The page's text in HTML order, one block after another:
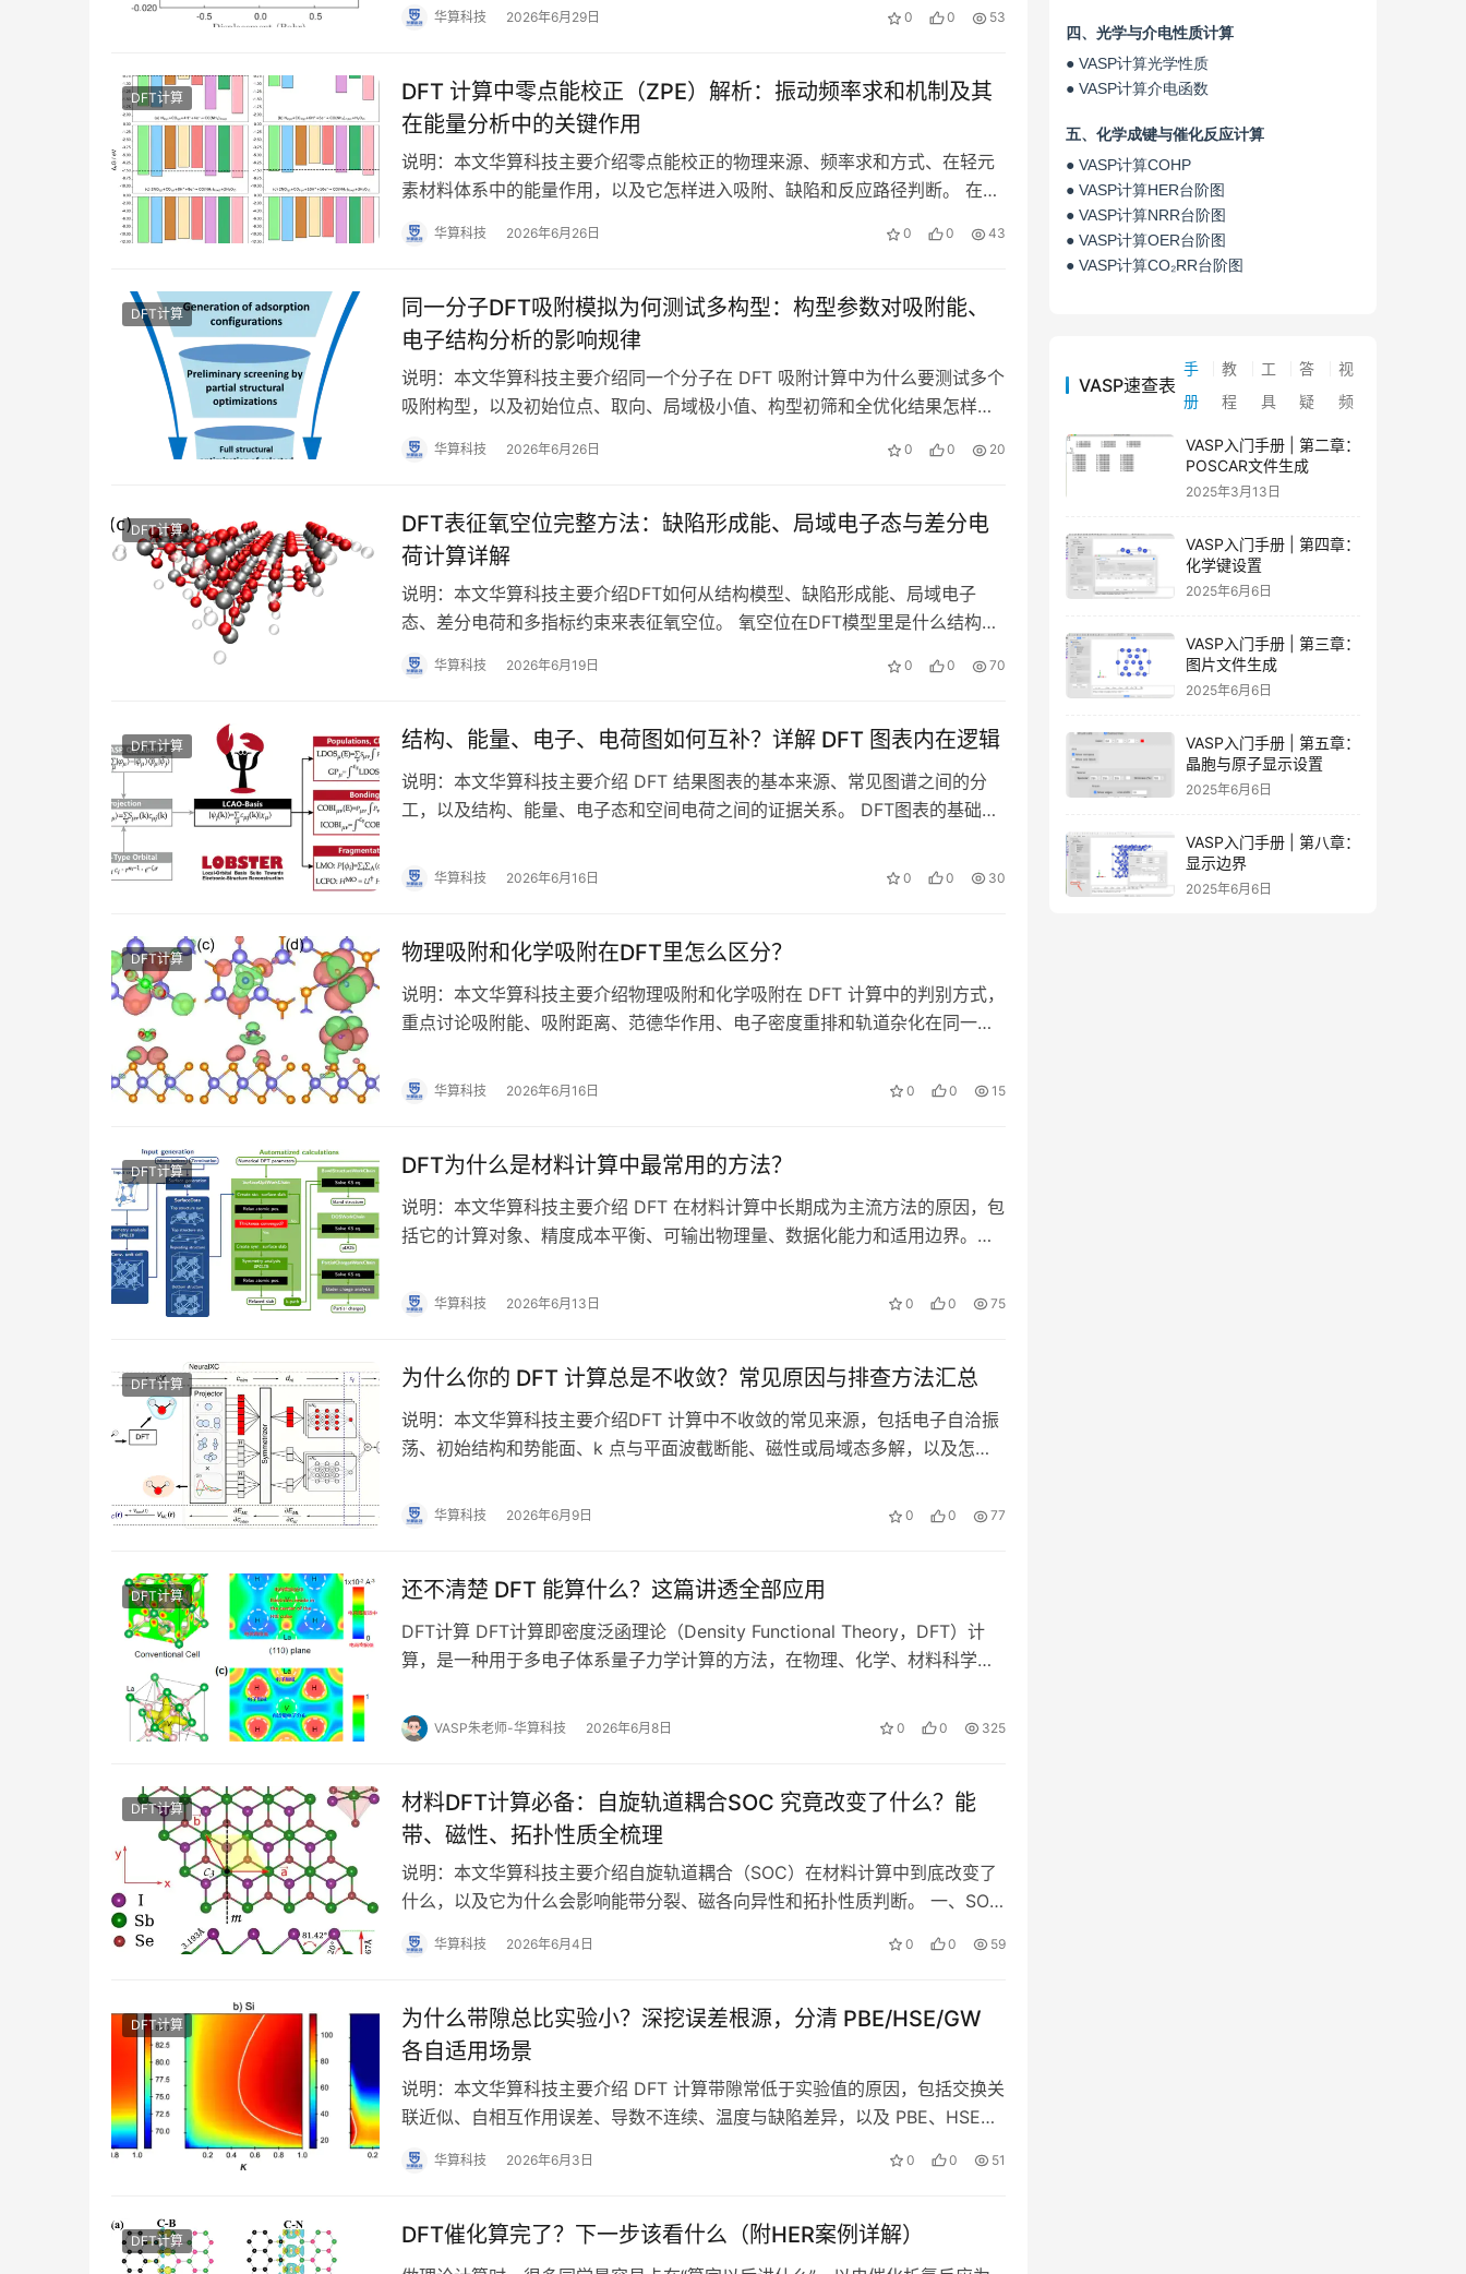
华算科技 2026年6月29日 0 0 53
DFT计算
DFT 计算中零点能校正（ZPE）解析：振动频率求和机制及其
在能量分析中的关键作用
说明：本文华算科技主要介绍零点能校正的物理来源、频率求和方式、在轻元
素材料体系中的能量作用，以及它怎样进入吸附、缺陷和反应路径判断。 在
华算科技 2026年6月26日 0 0 43
DFT计算
同一分子DFT吸附模拟为何测试多构型：构型参数对吸附能、
电子结构分析的影响规律
说明：本文华算科技主要介绍同一个分子在 DFT 吸附计算中为什么要测试多个
吸附构型，以及初始位点、取向、局域极小值、构型初筛和全优化结果怎样影
华算科技 2026年6月26日 0 0 20
DFT计算
DFT表征氧空位完整方法：缺陷形成能、局域电子态与差分电
荷计算详解
说明：本文华算科技主要介绍DFT如何从结构模型、缺陷形成能、局域电子
态、差分电荷和多指标约束来表征氧空位。 氧空位在DFT模型里是什么结构对
华算科技 2026年6月19日 0 0 70
DFT计算 结构、能量、电子、电荷图如何互补？详解 DFT 图表内在逻辑
说明：本文华算科技主要介绍 DFT 结果图表的基本来源、常见图谱之间的分
工，以及结构、能量、电子态和空间电荷之间的证据关系。 DFT图表的基础计
华算科技 2026年6月16日 0 0 30
DFT计算 物理吸附和化学吸附在DFT里怎么区分？
说明：本文华算科技主要介绍物理吸附和化学吸附在 DFT 计算中的判别方式，
重点讨论吸附能、吸附距离、范德华作用、电子密度重排和轨道杂化在同一表
华算科技 2026年6月16日 0 0 15
DFT计算 DFT为什么是材料计算中最常用的方法？
说明：本文华算科技主要介绍 DFT 在材料计算中长期成为主流方法的原因，包
括它的计算对象、精度成本平衡、可输出物理量、数据化能力和适用边界。
华算科技 2026年6月13日 0 0 75
DFT计算 为什么你的 DFT 计算总是不收敛？常见原因与排查方法汇总
说明：本文华算科技主要介绍DFT 计算中不收敛的常见来源，包括电子自洽振
荡、初始结构和势能面、k 点与平面波截断能、磁性或局域态多解，以及怎样
华算科技 2026年6月9日 0 0 77
DFT计算 还不清楚 DFT 能算什么？这篇讲透全部应用
DFT计算 DFT计算即密度泛函理论（Density Functional Theory，DFT）计
算，是一种用于多电子体系量子力学计算的方法，在物理、化学、材料科学等
VASP朱老师-华算科技 2026年6月8日 0 0 325
DFT计算
材料DFT计算必备：自旋轨道耦合SOC 究竟改变了什么？能
带、磁性、拓扑性质全梳理
说明：本文华算科技主要介绍自旋轨道耦合（SOC）在材料计算中到底改变了
什么，以及它为什么会影响能带分裂、磁各向异性和拓扑性质判断。 一、SOC
华算科技 2026年6月4日 0 0 59
DFT计算
为什么带隙总比实验小？深挖误差根源，分清 PBE/HSE/GW
各自适用场景
说明：本文华算科技主要介绍 DFT 计算带隙常低于实验值的原因，包括交换关
联近似、自相互作用误差、导数不连续、温度与缺陷差异，以及 PBE、HSE、
华算科技 2026年6月3日 0 0 51
DFT计算 DFT催化算完了？下一步该看什么（附HER案例详解）
四、光学与介电性质计算
● VASP计算光学性质
● VASP计算介电函数
五、化学成键与催化反应计算
● VASP计算COHP
● VASP计算HER台阶图
● VASP计算NRR台阶图
● VASP计算OER台阶图
● VASP计算CO₂RR台阶图
VASP速查表
手
册
教
程
工
具
答
疑
视
频
VASP入门手册 | 第二章：
POSCAR文件生成
2025年3月13日
VASP入门手册 | 第四章：
化学键设置
2025年6月6日
VASP入门手册 | 第三章：
图片文件生成
2025年6月6日
VASP入门手册 | 第五章：
晶胞与原子显示设置
2025年6月6日
VASP入门手册 | 第八章：
显示边界
2025年6月6日